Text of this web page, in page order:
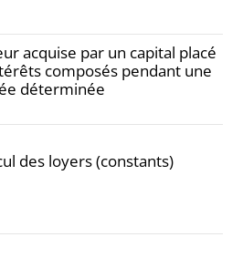
acquise par un capital placé
composés pendant une
déterminée
des loyers (constants)